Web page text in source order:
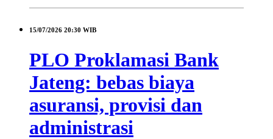
15/07/2026 20:30 WIB
PLO Proklamasi Bank
Jateng: bebas biaya
asuransi, provisi dan
administrasi